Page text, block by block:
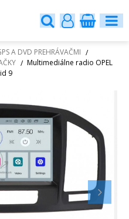
A DVD PREHRÁVAČMI
Multimediálne radio OPEL
9